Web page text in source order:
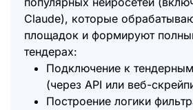
Claude), которые
площадок и формируют
тендерах:
Подключение к
(через API или веб-
Построение логики